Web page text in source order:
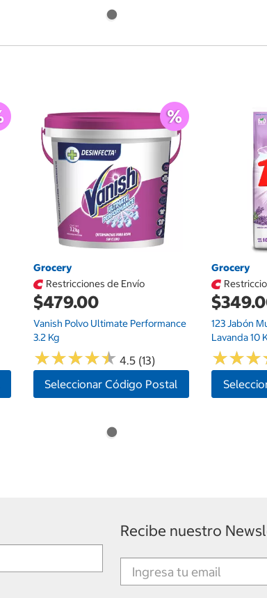
Grocery
Restricciones de Envío
$479.00
Vanish Polvo Ultimate Performance
3.2 Kg
★★★★★
★★★★★ 4.5 (13)
Seleccionar Código Postal
Grocery
123 Jabón
Lavanda 10
★★★
★★★
Recibe nuestro